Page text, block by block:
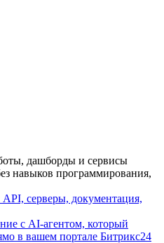
дашборды и сервисы
навыков программирования,
серверы, документация,
с AI-агентом, который
в вашем портале Битрикс24